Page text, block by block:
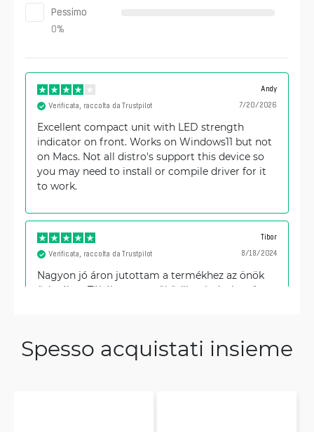
Pessimo
0%
Andy
7/20/2026
Verificata, raccolta da Trustpilot
Excellent compact unit with LED strength
indicator on front. Works on Windows11 but not
on Macs. Not all distro's support this device so
you may need to install or compile driver for it
to work.
Tibor
8/18/2024
Verificata, raccolta da Trustpilot
Nagyon jó áron jutottam a termékhez az önök
üzletében Tökéletesen müködik mind a kettő
SLASH
Spesso acquistati insieme